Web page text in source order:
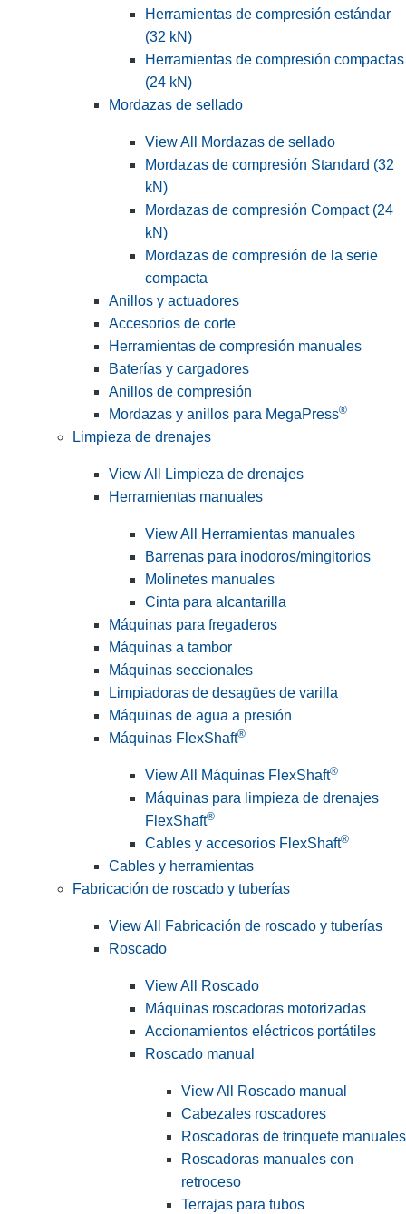
Herramientas de compresión estándar
(32 kN)
Herramientas de compresión compactas
(24 kN)
Mordazas de sellado
View All Mordazas de sellado
Mordazas de compresión Standard (32
kN)
Mordazas de compresión Compact (24
kN)
Mordazas de compresión de la serie
compacta
Anillos y actuadores
Accesorios de corte
Herramientas de compresión manuales
Baterías y cargadores
Anillos de compresión
Mordazas y anillos para MegaPress®
Limpieza de drenajes
View All Limpieza de drenajes
Herramientas manuales
View All Herramientas manuales
Barrenas para inodoros/mingitorios
Molinetes manuales
Cinta para alcantarilla
Máquinas para fregaderos
Máquinas a tambor
Máquinas seccionales
Limpiadoras de desagües de varilla
Máquinas de agua a presión
Máquinas FlexShaft®
View All Máquinas FlexShaft®
Máquinas para limpieza de drenajes
FlexShaft®
Cables y accesorios FlexShaft®
Cables y herramientas
Fabricación de roscado y tuberías
View All Fabricación de roscado y tuberías
Roscado
View All Roscado
Máquinas roscadoras motorizadas
Accionamientos eléctricos portátiles
Roscado manual
View All Roscado manual
Cabezales roscadores
Roscadoras de trinquete manuales
Roscadoras manuales con
retroceso
Terrajas para tubos